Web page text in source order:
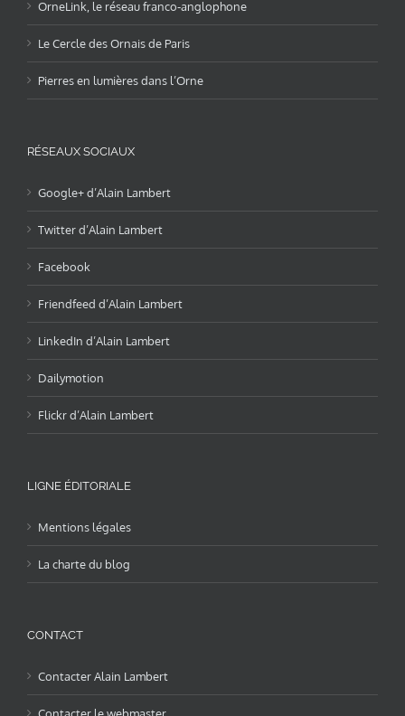
OrneLink, le réseau franco-anglophone
Le Cercle des Ornais de Paris
Pierres en lumières dans l’Orne
RÉSEAUX SOCIAUX
Google+ d’Alain Lambert
Twitter d’Alain Lambert
Facebook
Friendfeed d’Alain Lambert
LinkedIn d’Alain Lambert
Dailymotion
Flickr d’Alain Lambert
LIGNE ÉDITORIALE
Mentions légales
La charte du blog
CONTACT
Contacter Alain Lambert